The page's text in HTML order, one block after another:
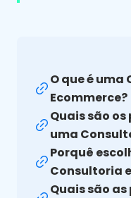
O que é
Ecommerce?
Quais são
uma
Porquê
Consultoria
Quais são